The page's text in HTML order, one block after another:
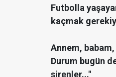
Futbolla
kaçmak
Annem,
Durum bugün
sirenler..."